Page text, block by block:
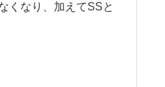
くなり、加えてSSと